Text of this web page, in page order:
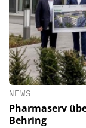
NEWS
Pharmaserv
Behring